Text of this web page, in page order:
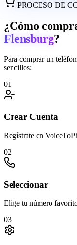
PROCESO DE
¿Cómo
Flensburg?
Para comprar un
sencillos:
01
Crear Cuenta
Regístrate en
02
Seleccionar
Elige tu número
03